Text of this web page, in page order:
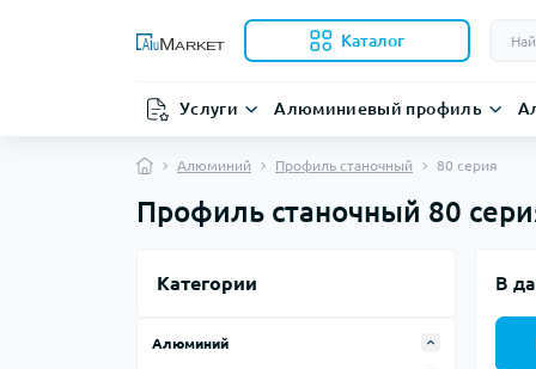
Каталог
Услуги Алюминиевый профиль
Алюминий Профиль станочный 80 серия
Профиль станочный 80
Категории
Алюминий
В